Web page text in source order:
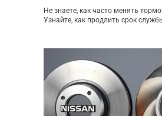
Не знаете, как часто менять
Узнайте, как продлить срок